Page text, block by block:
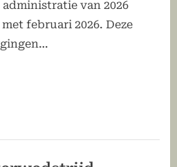
van 2026
februari 2026. Deze